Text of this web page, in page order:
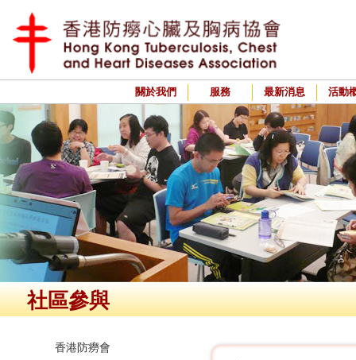
關於我們 服務 最新消息 活動
社區參與
香港防癆會